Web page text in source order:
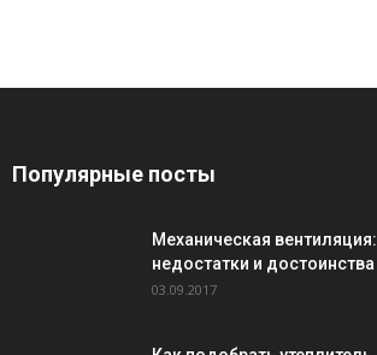
Популярные посты
Механическая вентиляция:
недостатки и достоинства
03.09.2017